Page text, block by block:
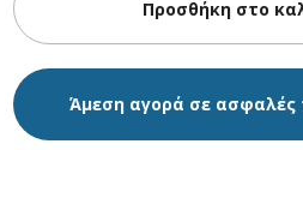
Άμεση αγορά σε ασφαλές